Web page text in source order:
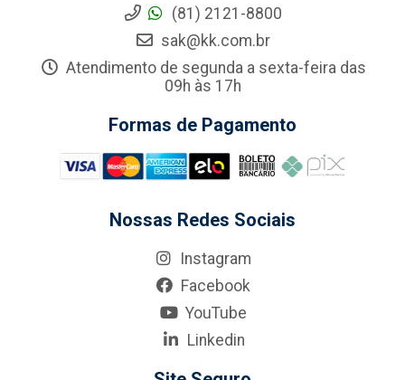
(81) 2121-8800
sak@kk.com.br
Atendimento de segunda a sexta-feira das
09h às 17h
Formas de Pagamento
Nossas Redes Sociais
Instagram
Facebook
YouTube
Linkedin